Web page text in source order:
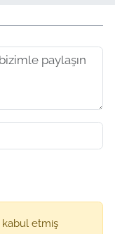
kabul etmiş